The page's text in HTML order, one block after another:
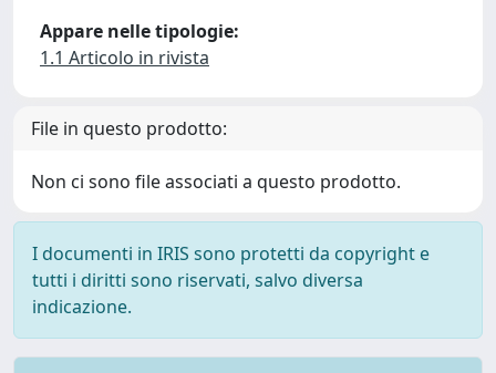
Appare nelle tipologie:
1.1 Articolo in rivista
File in questo prodotto:
Non ci sono file associati a questo prodotto.
I documenti in IRIS sono protetti da copyright e
tutti i diritti sono riservati, salvo diversa
indicazione.